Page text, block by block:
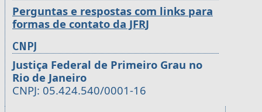
Perguntas e respostas com links para
formas de contato da JFRJ
CNPJ
Justiça Federal de Primeiro Grau no
Rio de Janeiro
CNPJ: 05.424.540/0001-16